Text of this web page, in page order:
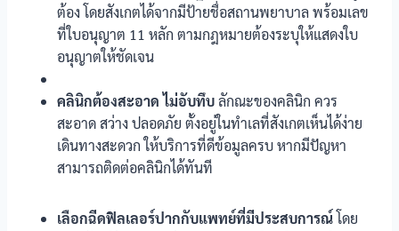
ต้อง โดยสังเกตได้จากมีป้ายชื่อสถานพยาบาล พร้อมเลข
ที่ใบอนุญาต 11 หลัก ตามกฎหมายต้องระบุให้แสดงใบ
อนุญาตให้ชัดเจน
คลินิกต้องสะอาด ไม่อับทึบลักณะของคลินิก ควร
สะอาด สว่าง ปลอดภัย ตั้งอยู่ในทำเลที่สังเกตเห็นได้ง่าย
เดินทางสะดวก ให้บริการที่ดีข้อมูลครบ หากมีปัญหา
สามารถติดต่อคลินิกได้ทันที
เลือกฉีดฟิลเลอร์ปากกับแพทย์ที่มีประสบการณ์โดย